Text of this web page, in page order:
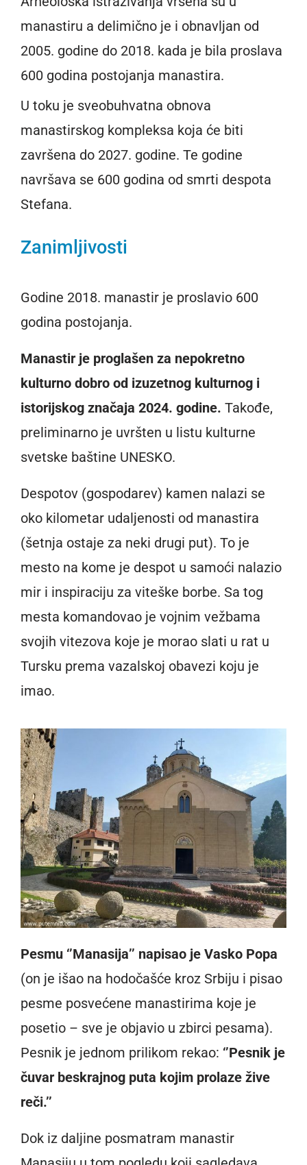
manastiru a delimično je i obnavljan od
2005. godine do 2018. kada je bila proslava
600 godina postojanja manastira.
U toku je sveobuhvatna obnova
manastirskog kompleksa koja će biti
završena do 2027. godine. Te godine
navršava se 600 godina od smrti despota
Stefana.
Zanimljivosti
Godine 2018. manastir je proslavio 600
godina postojanja.
Manastir je proglašen za nepokretno
kulturno dobro od izuzetnog kulturnog i
istorijskog značaja 2024. godine. Takođe,
preliminarno je uvršten u listu kulturne
svetske baštine UNESKO.
Despotov (gospodarev) kamen nalazi se
oko kilometar udaljenosti od manastira
(šetnja ostaje za neki drugi put). To je
mesto na kome je despot u samoći nalazio
mir i inspiraciju za viteške borbe. Sa tog
mesta komandovao je vojnim vežbama
svojih vitezova koje je morao slati u rat u
Tursku prema vazalskoj obavezi koju je
imao.
Pesmu ‘’Manasija’’ napisao je Vasko Popa
(on je išao na hodočašće kroz Srbiju i pisao
pesme posvećene manastirima koje je
posetio – sve je objavio u zbirci pesama).
Pesnik je jednom prilikom rekao: ‘’Pesnik je
čuvar beskrajnog puta kojim prolaze žive
reči.’’
Dok iz daljine posmatram manastir